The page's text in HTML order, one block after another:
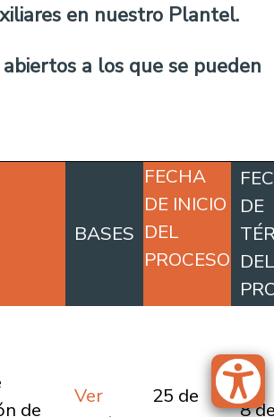
en nuestro Plantel.
abiertos a los que se pueden
BASES
FECHA
DE INICIO
DEL
PROCESO
DE
DEL
de
Ver
25 de
8